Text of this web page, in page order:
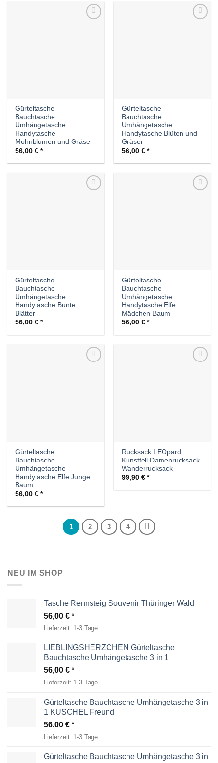
Gürteltasche
Bauchtasche
Umhängetasche
Handytasche
Mohnblumen und Gräser
56,00€
Gürteltasche
Bauchtasche
Umhängetasche
Handytasche Blüten und
Gräser
56,00€
Gürteltasche
Bauchtasche
Umhängetasche
Handytasche Bunte
Blätter
56,00€
Gürteltasche
Bauchtasche
Umhängetasche
Handytasche Elfe
Mädchen Baum
56,00€
Gürteltasche
Bauchtasche
Umhängetasche
Handytasche Elfe Junge
Baum
56,00€
Rucksack LEOpard
Kunstfell Damenrucksack
Wanderrucksack
99,90€
1 2 3 4
NEU IM SHOP
Tasche Rennsteig Souvenir Thüringer Wald
56,00 €
Lieferzeit: 1-3 Tage
LIEBLINGSHERZCHEN Gürteltasche
Bauchtasche Umhängetasche 3 in 1
56,00 €
Lieferzeit: 1-3 Tage
Gürteltasche Bauchtasche Umhängetasche 3 in
1 KUSCHEL Freund
56,00 €
Lieferzeit: 1-3 Tage
Gürteltasche Bauchtasche Umhängetasche 3 in